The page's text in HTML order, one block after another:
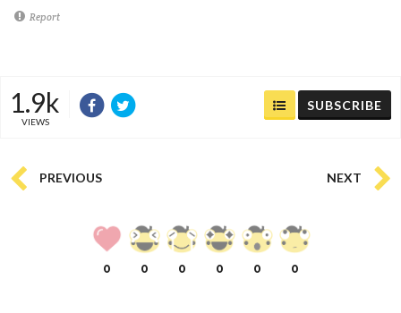
Report
1.9k
VIEWS
SUBSCRIBE
PREVIOUS NEXT
0 0 0 0 0 0